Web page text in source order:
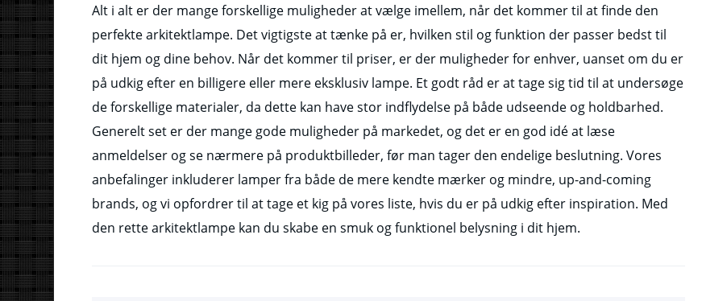
Alt i alt er der mange forskellige muligheder at vælge imellem, når det kommer til at finde den
perfekte arkitektlampe. Det vigtigste at tænke på er, hvilken stil og funktion der passer bedst til
dit hjem og dine behov. Når det kommer til priser, er der muligheder for enhver, uanset om du er
på udkig efter en billigere eller mere eksklusiv lampe. Et godt råd er at tage sig tid til at undersøge
de forskellige materialer, da dette kan have stor indflydelse på både udseende og holdbarhed.
Generelt set er der mange gode muligheder på markedet, og det er en god idé at læse
anmeldelser og se nærmere på produktbilleder, før man tager den endelige beslutning. Vores
anbefalinger inkluderer lamper fra både de mere kendte mærker og mindre, up-and-coming
brands, og vi opfordrer til at tage et kig på vores liste, hvis du er på udkig efter inspiration. Med
den rette arkitektlampe kan du skabe en smuk og funktionel belysning i dit hjem.